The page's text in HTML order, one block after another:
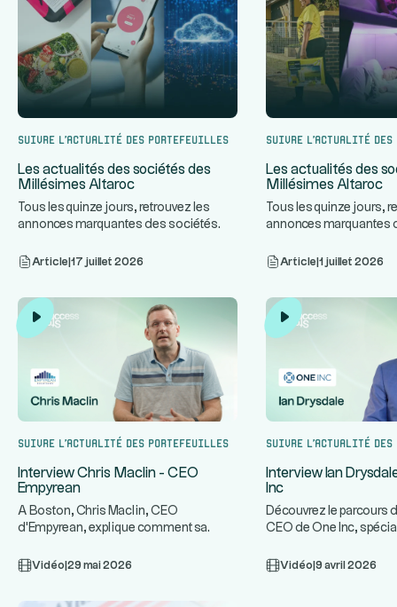
Suivre l’actualité des portefeuilles
Les actualités des sociétés des
Millésimes Altaroc
Tous les quinze jours, retrouvez les
annonces marquantes des sociétés
Article 17 juillet 2026
Suivre l’actualité
Les actualités des
Millésimes Altaroc
Tous les quinze jours,
annonces marquantes
Article 1 juillet 2026
Suivre l’actualité des portefeuilles
Interview Chris Maclin - CEO
Empyrean
A Boston, Chris Maclin, CEO
d'Empyrean, explique comment sa
ban...
Vidéo 29 mai 2026
Suivre l’actualité
Interview Ian
Inc
Découvrez le parcours
CEO de One Inc,
Vidéo 9 avril 2026